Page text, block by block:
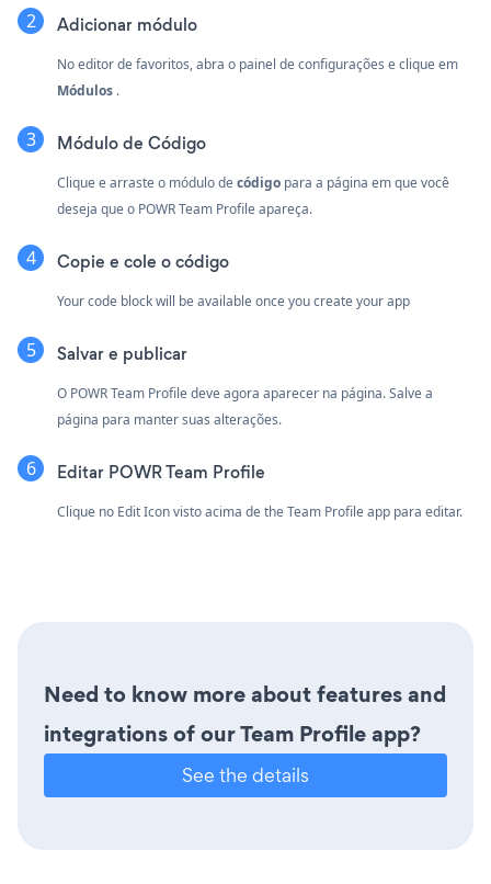
Adicionar módulo
No editor de favoritos, abra o painel de configurações e clique em
Módulos .
Módulo de Código
Clique e arraste o módulo decódigo para a página em que você
deseja que o POWR Team Profile apareça.
Copie e cole o código
Your code block will be available once you create your app
Salvar e publicar
O POWR Team Profile deve agora aparecer na página. Salve a
página para manter suas alterações.
Editar POWR Team Profile
Clique no Edit Iconvisto acima de the Team Profile app para editar.
Need to know more about features and
integrations of our Team Profile app?
See the details